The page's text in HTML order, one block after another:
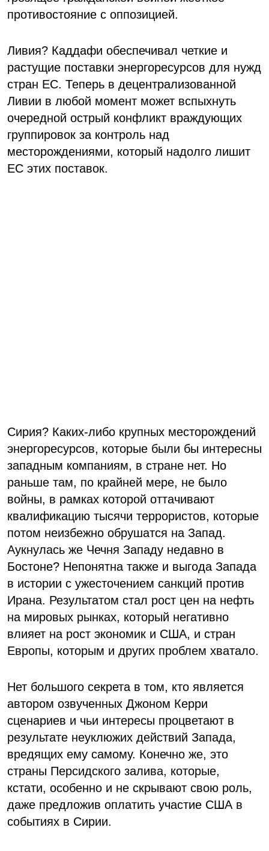
противостояние с оппозицией.
Ливия? Каддафи обеспечивал четкие и
растущие поставки энергоресурсов для нужд
стран ЕС. Теперь в децентрализованной
Ливии в любой момент может вспыхнуть
очередной острый конфликт враждующих
группировок за контроль над
месторождениями, который надолго лишит
ЕС этих поставок.
Сирия? Каких-либо крупных месторождений
энергоресурсов, которые были бы интересны
западным компаниям, в стране нет. Но
раньше там, по крайней мере, не было
войны, в рамках которой оттачивают
квалификацию тысячи террористов, которые
потом неизбежно обрушатся на Запад.
Аукнулась же Чечня Западу недавно в
Бостоне? Непонятна также и выгода Запада
в истории с ужесточением санкций против
Ирана. Результатом стал рост цен на нефть
на мировых рынках, который негативно
влияет на рост экономик и США, и стран
Европы, которым и других проблем хватало.
Нет большого секрета в том, кто является
автором озвученных Джоном Керри
сценариев и чьи интересы процветают в
результате неуклюжих действий Запада,
вредящих ему самому. Конечно же, это
страны Персидского залива, которые,
кстати, особенно и не скрывают свою роль,
даже предложив оплатить участие США в
событиях в Сирии.